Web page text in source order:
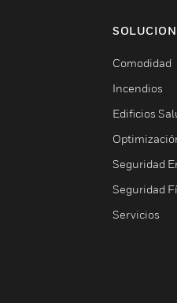
Comodidad
Incendios
Edificios
Seguridad
Seguridad
Servicios